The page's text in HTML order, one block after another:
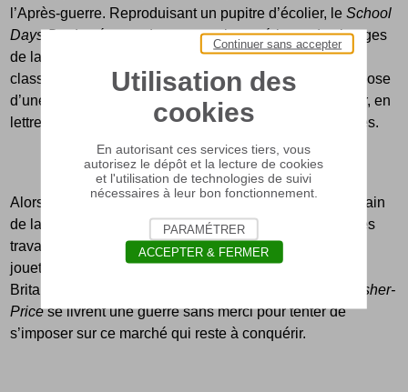
l’Après-guerre. Reproduisant un pupitre d’écolier, leSchool
Days Deskprésente dans sa partie supérieure des images
de la vie quotidienne. Imitant le tableau en ardoise des
classes d’école d’autrefois, le registre inférieur se compose
d’une surface aimantée sur laquelle l’enfant peut former, en
lettres ou en chiffres, les mots correspondant aux images.
Alors que la France est en pleinBaby-boomau lendemain
de la Seconde Guerre mondiale, et que se multiplient les
travaux sur la psychologie de l’enfant, les fabricants de
jouets saisissent cette opportunité unique. Le
Britannique
Fisher-
Pricese livrent une guerre sans merci pour tenter de
s’imposer sur ce marché qui reste à conquérir.
Utilisation des
cookies
En autorisant ces services tiers, vous
autorisez le dépôt et la lecture de cookies
et l'utilisation de technologies de suivi
nécessaires à leur bon fonctionnement.
Continuer sans accepter
PARAMÉTRER
ACCEPTER & FERMER